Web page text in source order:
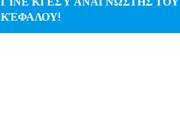
ΚΈΦΑΛΟΥ!